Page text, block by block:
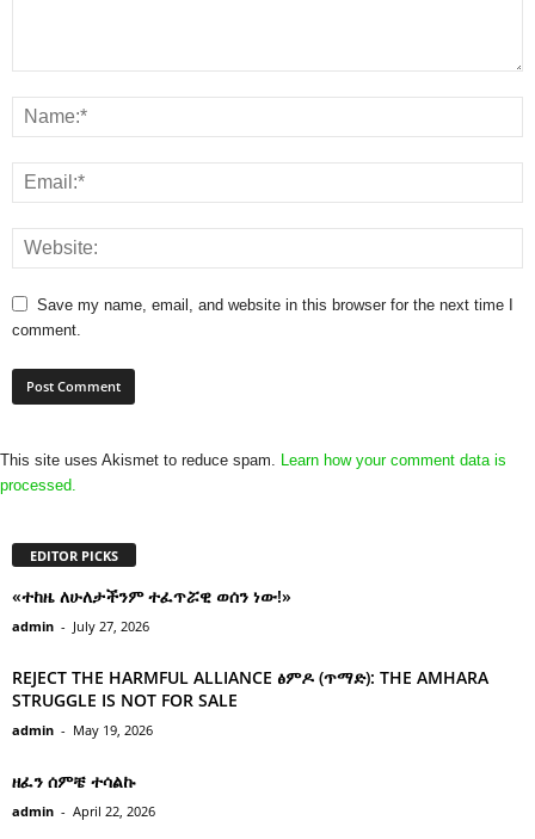
Save my name, email, and website in this browser for the next time I
comment.
This site uses Akismet to reduce spam. Learn how your comment data is
processed.
EDITOR PICKS
«ተከዜ ለሁለታችንም ተፈጥሯዊ ወሰን ነው!»
admin - July 27, 2026
REJECT THE HARMFUL ALLIANCE ፅምዶ (ጥማድ): THE AMHARA
STRUGGLE IS NOT FOR SALE
admin - May 19, 2026
ዘፈን ሰምቼ ተሳልኩ
admin - April 22, 2026